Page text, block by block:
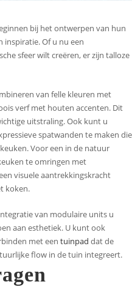
bij het ontwerpen van hun
inspiratie. Of u nu een
sfeer wilt creëren, er zijn talloze
van felle kleuren met
verf met houten accenten. Dit
uitstraling. Ook kunt u
spatwanden te maken die
Voor een in de natuur
te omringen met
visuele aantrekkingskracht
koken.
van modulaire units u
aan esthetiek. U kunt ook
met een tuinpad dat de
flow in de tuin integreert.